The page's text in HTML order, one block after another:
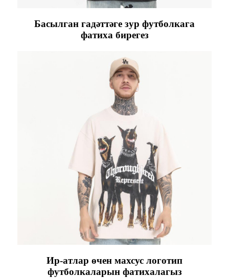
Басылган гадәттәге зур футболкага
фатиха бирегез
Ир-атлар өчен махсус логотип
футболкаларын фатихалагыз